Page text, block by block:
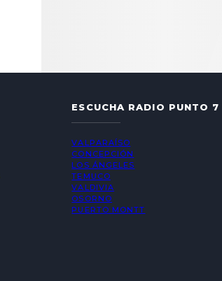
ESCUCHA RADIO PUNTO 7
VALPARAÍSO
CONCEPCIÓN
LOS ÁNGELES
TEMUCO
VALDIVIA
OSORNO
PUERTO MONTT